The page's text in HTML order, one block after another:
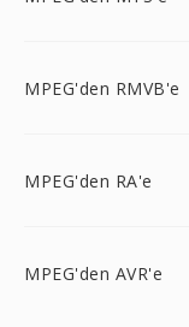
MPEG'den RMVB'e
MPEG'den RA'e
MPEG'den AVR'e